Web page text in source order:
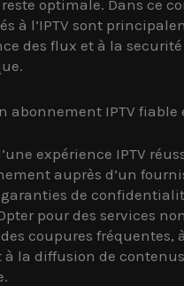
optimale. Dans ce
à l’IPTV sont
des flux et à la
abonnement IPTV fiable
expérience IPTV
auprès d’un
de
pour des services
coupures fréquentes,
à la diffusion de